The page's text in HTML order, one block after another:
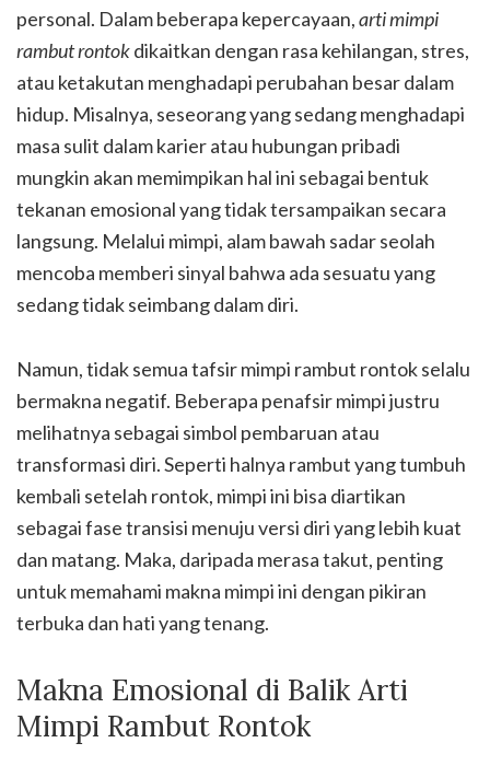
personal. Dalam beberapa kepercayaan,arti mimpi
rambut rontokdikaitkan dengan rasa kehilangan, stres,
atau ketakutan menghadapi perubahan besar dalam
hidup. Misalnya, seseorang yang sedang menghadapi
masa sulit dalam karier atau hubungan pribadi
mungkin akan memimpikan hal ini sebagai bentuk
tekanan emosional yang tidak tersampaikan secara
langsung. Melalui mimpi, alam bawah sadar seolah
mencoba memberi sinyal bahwa ada sesuatu yang
sedang tidak seimbang dalam diri.
Namun, tidak semua tafsir mimpi rambut rontok selalu
bermakna negatif. Beberapa penafsir mimpi justru
melihatnya sebagai simbol pembaruan atau
transformasi diri. Seperti halnya rambut yang tumbuh
kembali setelah rontok, mimpi ini bisa diartikan
sebagai fase transisi menuju versi diri yang lebih kuat
dan matang. Maka, daripada merasa takut, penting
untuk memahami makna mimpi ini dengan pikiran
terbuka dan hati yang tenang.
Makna Emosional di Balik Arti
Mimpi Rambut Rontok